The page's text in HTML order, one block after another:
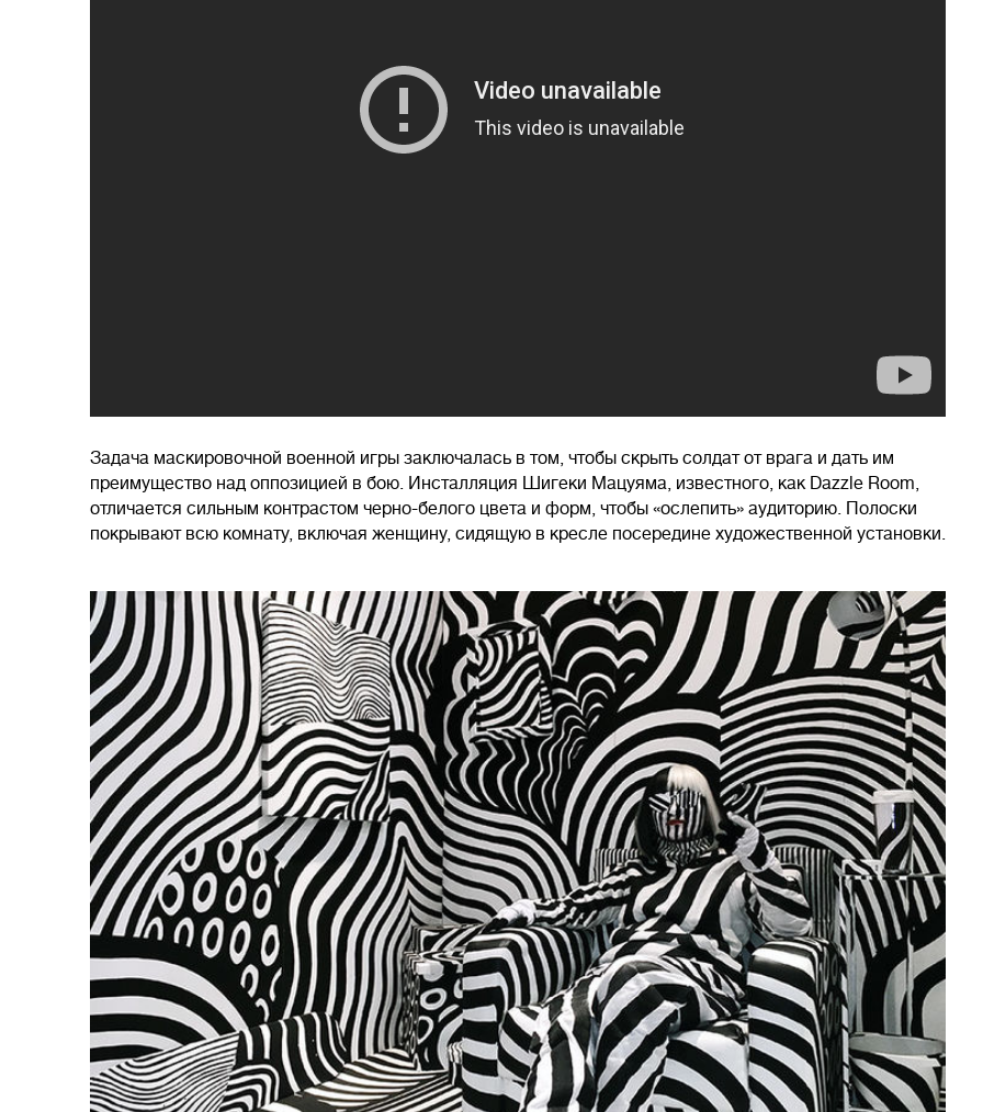
Задача маскировочной военной игры заключалась в том, чтобы скрыть солдат от врага и дать им
преимущество над оппозицией в бою. Инсталляция Шигеки Мацуяма, известного, как Dazzle Room,
отличается сильным контрастом черно-белого цвета и форм, чтобы «ослепить» аудиторию. Полоски
покрывают всю комнату, включая женщину, сидящую в кресле посередине художественной установки.